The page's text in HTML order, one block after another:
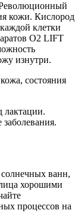
кожи. Кислород
клетки
O2 LIFT
изнутри.
состояния
лактации.
ванн,
хорошими
процессов на